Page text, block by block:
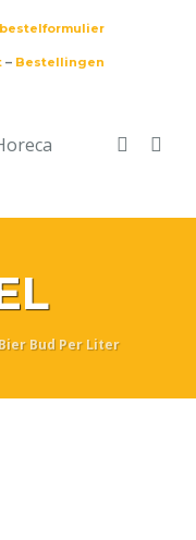
– Bestellingen
Bud Per Liter